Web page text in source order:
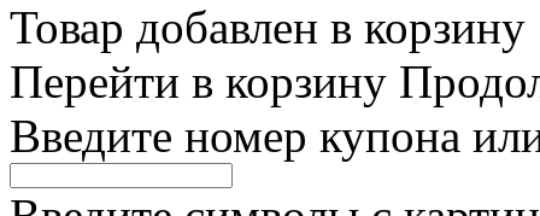
Товар добавлен в корзину
Перейти в корзину
Введите номер купона